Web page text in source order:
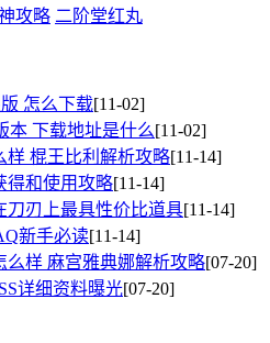
攻略 二阶堂红丸
怎么下载[11-02]
本 下载地址是什么[11-02]
样 棍王比利解析攻略[11-14]
得和使用攻略[11-14]
刀刃上最具性价比道具[11-14]
新手必读[11-14]
么样 麻宫雅典娜解析攻略[07-20]
详细资料曝光[07-20]